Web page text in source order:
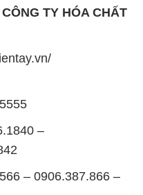
TY HÓA CHẤT
–
– 0906.387.866 –